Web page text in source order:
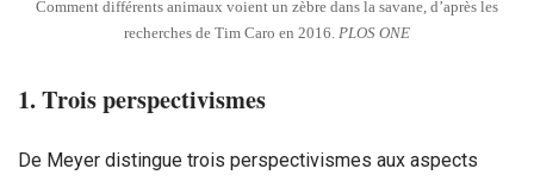
Comment différents animaux voient un zèbre dans la savane, d’après les
recherches de Tim Caro en 2016. PLOS ONE
1. Trois perspectivismes
De Meyer distingue trois perspectivismes aux aspects